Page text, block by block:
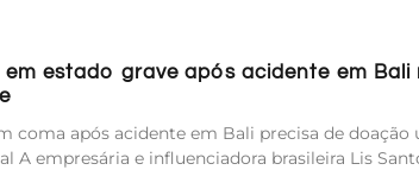
em estado grave após acidente em
coma após acidente em Bali precisa de
A empresária e influenciadora brasileira Lis